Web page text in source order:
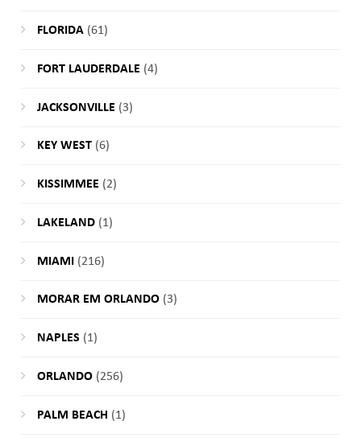
FLORIDA(61)
FORT LAUDERDALE (4)
JACKSONVILLE (3)
KEY WEST(6)
KISSIMMEE (2)
LAKELAND(1)
MIAMI (216)
MORAR EM ORLANDO(3)
NAPLES (1)
ORLANDO(256)
PALM BEACH (1)